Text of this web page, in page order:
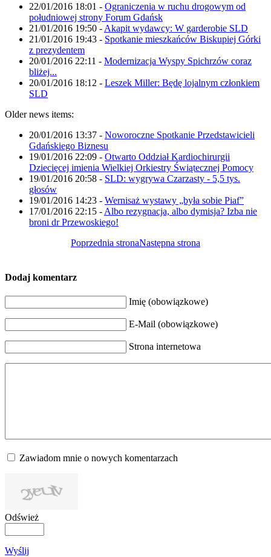
22/01/2016 18:01 - Ograniczenia w ruchu drogowym od
południowej strony Forum Gdańsk
21/01/2016 19:50 - Akapit wydawcy: W garderobie SLD
21/01/2016 19:43 - Spotkanie mieszkańców Biskupiej Górki
z prezydentem
20/01/2016 22:11 - Modernizacja Wyspy Spichrzów coraz
bliżej...
20/01/2016 18:12 - Leszek Miller: Będę lojalnym członkiem
SLD
Older news items:
20/01/2016 13:37 - Noworoczne Spotkanie Przedstawicieli
Gdańskiego Biznesu
19/01/2016 22:09 - Otwarto Oddział Kardiochirurgii
Dziecięcej imienia Wielkiej Orkiestry Świątecznej Pomocy
19/01/2016 20:58 - SLD: wygrywa Czarzasty - 5,5 tys.
głosów
19/01/2016 14:23 - Wernisaż wystawy „była sobie Piaf”
17/01/2016 22:15 - Albo rezygnacja, albo dymisja? Izba nie
broni dr Przewoskiego!
Poprzednia stronaNastępna strona
Dodaj komentarz
Imię (obowiązkowe)
E-Mail (obowiązkowe)
Strona internetowa
Zawiadom mnie o nowych komentarzach
Odśwież
Wyślij